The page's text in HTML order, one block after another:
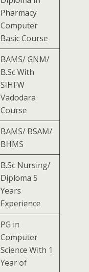
Pharmacy
Computer
Basic Course
BAMS/ GNM/
B.Sc With
SIHFW
Vadodara
Course
BAMS/ BSAM/
BHMS
B.Sc Nursing/
Diploma 5
Years
Experience
PG in
Computer
Science With 1
Year of